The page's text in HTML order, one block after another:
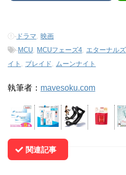
- ドラマ 映画
-MCU MCUフェーズ4 エターナルズ
イト ブレイド ムーンナイト
執筆者： mavesoku.com
関連記事